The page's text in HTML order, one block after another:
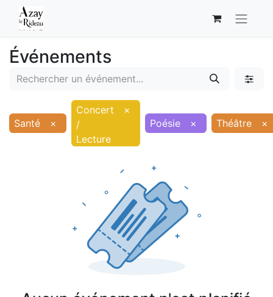
Événements
Santé ×
Concert
/
Lecture
×
Poésie
× Théâtre ×